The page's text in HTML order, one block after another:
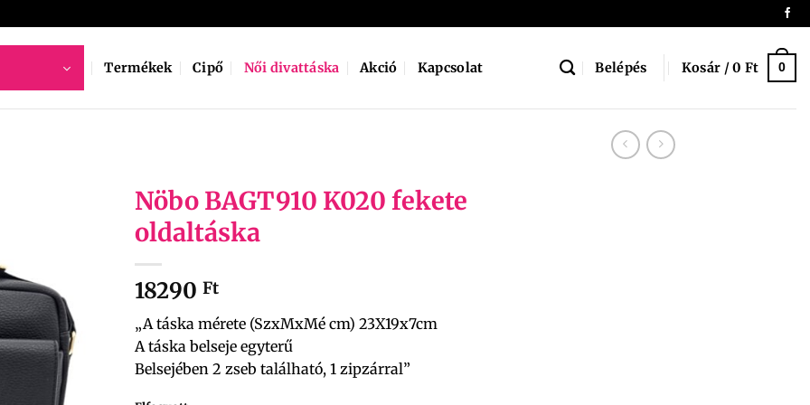
Termékek Cipő Női divattáska Akció Kapcsolat Belépés Kosár /0 Ft 0
Nöbo BAGT910 K020 fekete
oldaltáska
18290 Ft
„A táska mérete (SzxMxMé cm) 23X19x7cm
A táska belseje egyterű
Belsejében 2 zseb található, 1 zipzárral”